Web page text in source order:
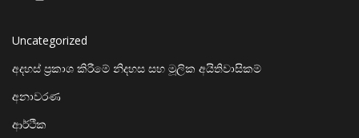
Uncategorized
අදහස් ප්‍රකාශ කිරීමේ නිදහස සහ මූලික අයිතිවාසිකම්
අනාවරණ
ආර්ථික